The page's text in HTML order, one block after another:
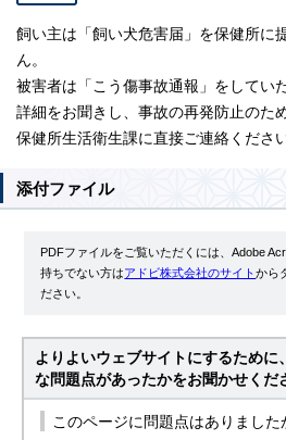
飼い主は「飼い犬危害届」を保健所に
ん。
被害者は「こう傷事故通報」をしてい
詳細をお聞きし、事故の再発防止のた
保健所生活衛生課に直接ご連絡ください
添付ファイル
PDFファイルをご覧いただくには、Adobe
持ちでない方はアドビ株式会社のサイトから
ださい。
よりよいウェブサイトにするために
な問題点があったかをお聞かせくだ
このページに問題点はありました